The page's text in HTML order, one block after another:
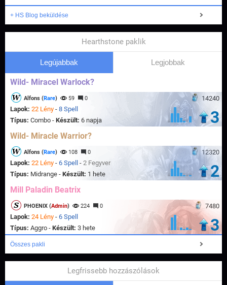
+ HS Blog beküldése
Hearthstone paklik
Legújabbak Legjobbak
Wild- Miracel Warlock?
14240
Alfons (Rare) 59 0
Lapok: 22 Lény - 8 Spell
Típus: Combo - Készült: 6 napja 3
Wild- Miracle Warrior?
12320
Alfons (Rare) 108 0
Lapok: 22 Lény - 6 Spell - 2 Fegyver
Típus: Midrange - Készült: 1 hete 2
Mill Paladin Beatrix
7480
PHOENIX (Admin) 224 0
Lapok: 24 Lény - 6 Spell
Típus: Aggro - Készült: 3 hete 3
Összes pakli
Legfrissebb hozzászólások